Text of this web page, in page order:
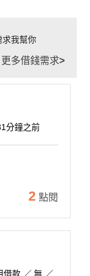
求我幫你
更多借錢需求>
分鐘之前
2 點閱
借款 ／ 無 ／